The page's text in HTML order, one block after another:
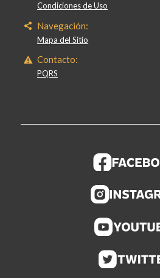
Condiciones de Uso
Navegación:
Mapa del Sitio
Contacto:
PQRS